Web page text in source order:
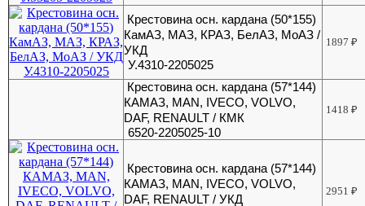
Крестовина осн. кардана (50*155)
КамАЗ, МАЗ, КРАЗ, БелАЗ, МоАЗ /
УКД
У.4310-2205025
1897₽
Крестовина осн. кардана (57*144)
КАМАЗ, МАN, IVECO, VOLVO,
DAF, RENAULT / КМК
6520-2205025-10
1418₽
Крестовина осн. кардана (57*144)
КАМАЗ, МАN, IVECO, VOLVO,
DAF, RENAULT / УКД
2951₽